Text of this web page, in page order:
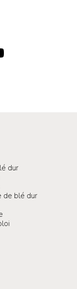
dur
de blé dur